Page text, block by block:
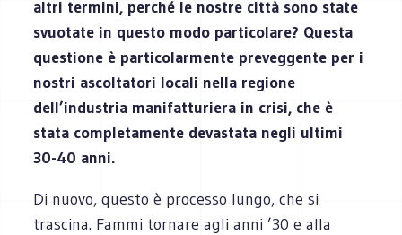
altri termini, perché le nostre città sono state
svuotate in questo modo particolare? Questa
questione è particolarmente preveggente per i
nostri ascoltatori locali nella regione
dell’industria manifatturiera in crisi, che è
stata completamente devastata negli ultimi
30-40 anni.
Di nuovo, questo è processo lungo, che si
trascina. Fammi tornare agli anni ’30 e alla